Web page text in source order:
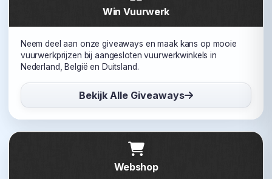
Win Vuurwerk
Neem deel aan onze giveaways en maak kans op mooie
vuurwerkprijzen bij aangesloten vuurwerkwinkels in
Nederland, België en Duitsland.
Bekijk Alle Giveaways
Webshop